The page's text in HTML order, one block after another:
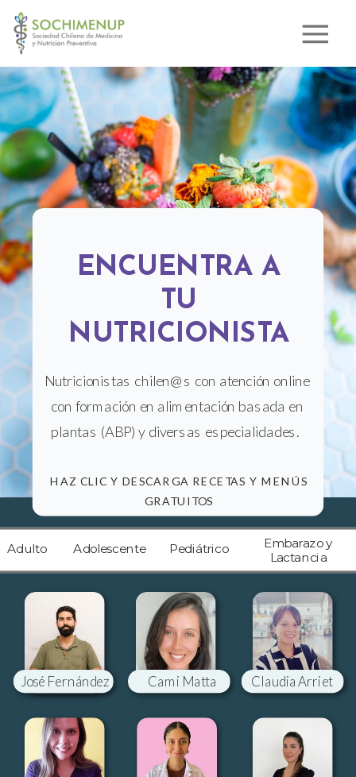
ENCUENTRA A
TU
NUTRICIONISTA
Nutricionistas chilen@s con atención online
con formación en alimentación basada en
plantas (ABP) y diversas especialidades.
Cami Matta Claudia Arriet
José Fernández
Adulto Adolescente Pediátrico
Embarazo y
Lactancia
HAZ CLIC Y DESCARGA RECETAS Y MENÚS
GRATUITOS